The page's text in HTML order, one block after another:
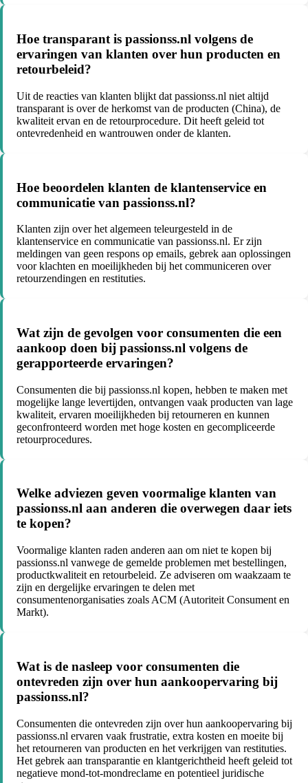
Hoe transparant is passionss.nl volgens de
ervaringen van klanten over hun producten en
retourbeleid?
Uit de reacties van klanten blijkt dat passionss.nl niet altijd
transparant is over de herkomst van de producten (China), de
kwaliteit ervan en de retourprocedure. Dit heeft geleid tot
ontevredenheid en wantrouwen onder de klanten.
Hoe beoordelen klanten de klantenservice en
communicatie van passionss.nl?
Klanten zijn over het algemeen teleurgesteld in de
klantenservice en communicatie van passionss.nl. Er zijn
meldingen van geen respons op emails, gebrek aan oplossingen
voor klachten en moeilijkheden bij het communiceren over
retourzendingen en restituties.
Wat zijn de gevolgen voor consumenten die een
aankoop doen bij passionss.nl volgens de
gerapporteerde ervaringen?
Consumenten die bij passionss.nl kopen, hebben te maken met
mogelijke lange levertijden, ontvangen vaak producten van lage
kwaliteit, ervaren moeilijkheden bij retourneren en kunnen
geconfronteerd worden met hoge kosten en gecompliceerde
retourprocedures.
Welke adviezen geven voormalige klanten van
passionss.nl aan anderen die overwegen daar iets
te kopen?
Voormalige klanten raden anderen aan om niet te kopen bij
passionss.nl vanwege de gemelde problemen met bestellingen,
productkwaliteit en retourbeleid. Ze adviseren om waakzaam te
zijn en dergelijke ervaringen te delen met
consumentenorganisaties zoals ACM (Autoriteit Consument en
Markt).
Wat is de nasleep voor consumenten die
ontevreden zijn over hun aankoopervaring bij
passionss.nl?
Consumenten die ontevreden zijn over hun aankoopervaring bij
passionss.nl ervaren vaak frustratie, extra kosten en moeite bij
het retourneren van producten en het verkrijgen van restituties.
Het gebrek aan transparantie en klantgerichtheid heeft geleid tot
negatieve mond-tot-mondreclame en potentieel juridische